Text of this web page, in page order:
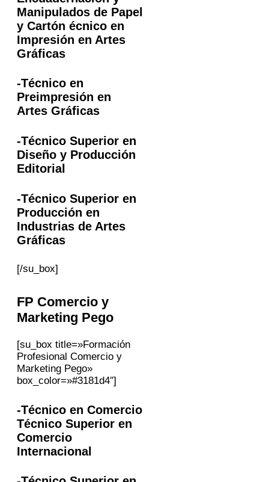
Manipulados de Papel
y Cartón écnico en
Impresión en Artes
Gráficas
-Técnico en
Preimpresión en
Artes Gráficas
-Técnico Superior en
Diseño y Producción
Editorial
-Técnico Superior en
Producción en
Industrias de Artes
Gráficas
[/su_box]
FP Comercio y
Marketing Pego
[su_box title=»Formación
Profesional Comercio y
Marketing Pego»
box_color=»#3181d4″]
-Técnico en Comercio
Técnico Superior en
Comercio
Internacional